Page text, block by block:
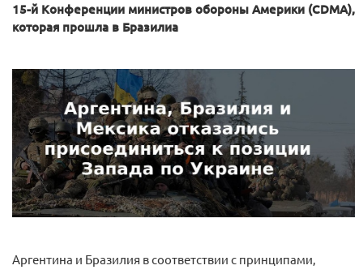
15-й Конференции министров обороны Америки (CDMA),
которая прошла в Бразилиа
Аргентина и Бразилия в соответствии с принципами,